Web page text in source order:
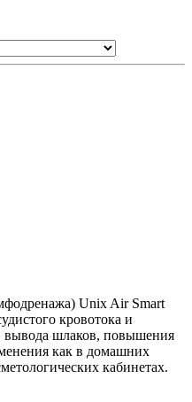
Unix Air Smart
кровотока и
вывода шлаков, повышения
как в домашних
кабинетах.